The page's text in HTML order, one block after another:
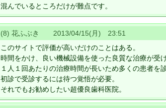
混んでいるところだけが難点です。
(8) 花ふぶき 2013/04/15(月) 23:51
このサイトで評価が高いだけのことはある。
時間をかけ、良い機械設備を使った良質な治療が受け
１人１回あたりの治療時間が長いため多くの患者を
初診で受診するには待つ覚悟が必要。
それでもお勧めしたい超優良歯科医院。